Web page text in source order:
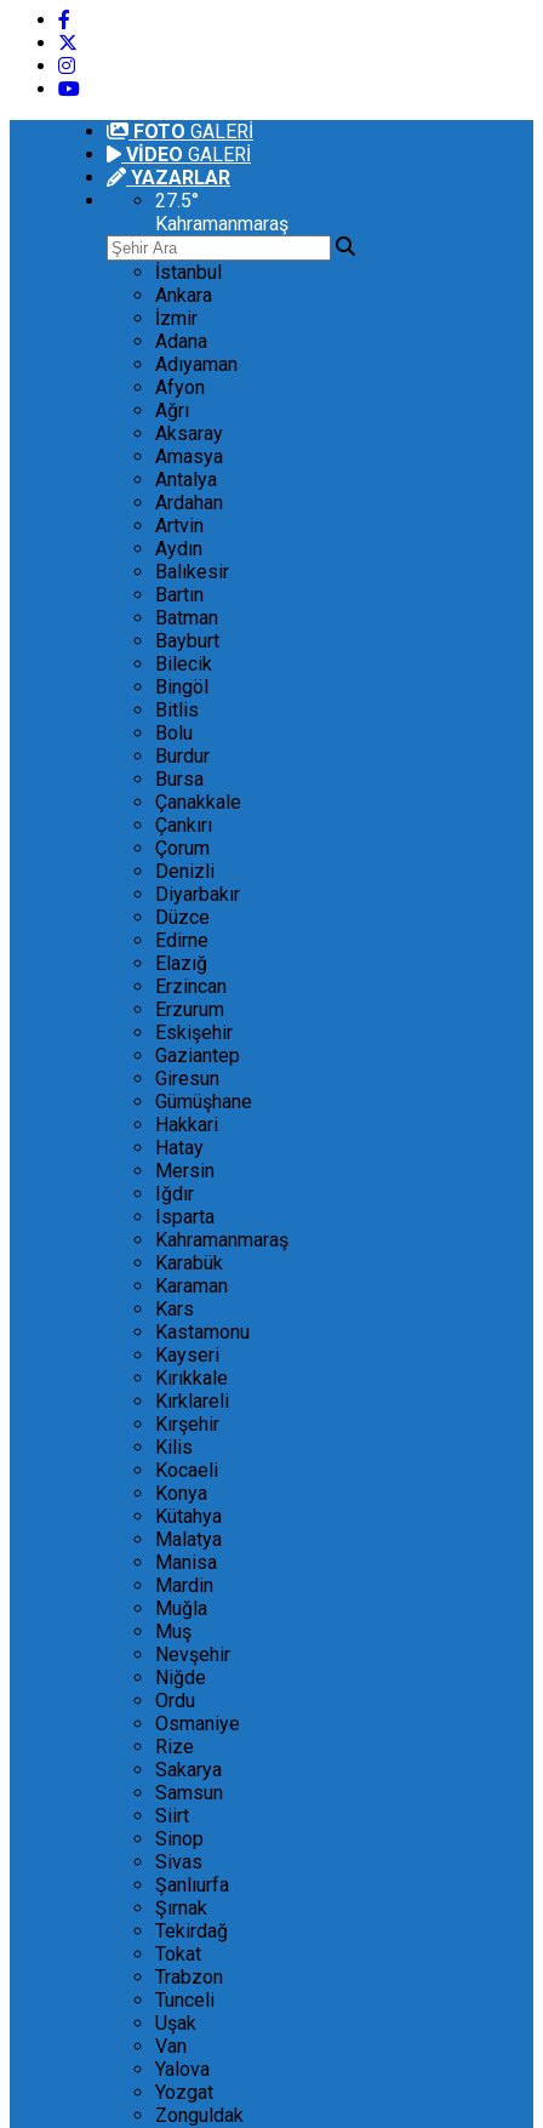
FOTO GALERİ
VİDEO GALERİ
YAZARLAR
27.5°
Kahramanmaraş
İstanbul
Ankara
İzmir
Adana
Adıyaman
Afyon
Ağrı
Aksaray
Amasya
Antalya
Ardahan
Artvin
Aydın
Balıkesir
Bartın
Batman
Bayburt
Bilecik
Bingöl
Bitlis
Bolu
Burdur
Bursa
Çanakkale
Çankırı
Çorum
Denizli
Diyarbakır
Düzce
Edirne
Elazığ
Erzincan
Erzurum
Eskişehir
Gaziantep
Giresun
Gümüşhane
Hakkari
Hatay
Mersin
Iğdır
Isparta
Kahramanmaraş
Karabük
Karaman
Kars
Kastamonu
Kayseri
Kırıkkale
Kırklareli
Kırşehir
Kilis
Kocaeli
Konya
Kütahya
Malatya
Manisa
Mardin
Muğla
Muş
Nevşehir
Niğde
Ordu
Osmaniye
Rize
Sakarya
Samsun
Siirt
Sinop
Sivas
Şanlıurfa
Şırnak
Tekirdağ
Tokat
Trabzon
Tunceli
Uşak
Van
Yalova
Yozgat
Zonguldak